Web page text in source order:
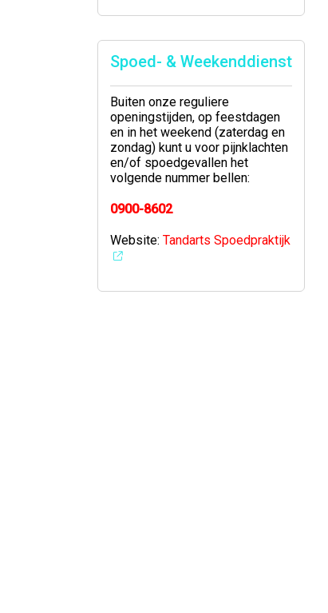
Spoed- & Weekenddienst
Buiten onze reguliere
openingstijden, op feestdagen
en in het weekend (zaterdag en
zondag) kunt u voor pijnklachten
en/of spoedgevallen het
volgende nummer bellen:
0900-8602
Website: Tandarts Spoedpraktijk